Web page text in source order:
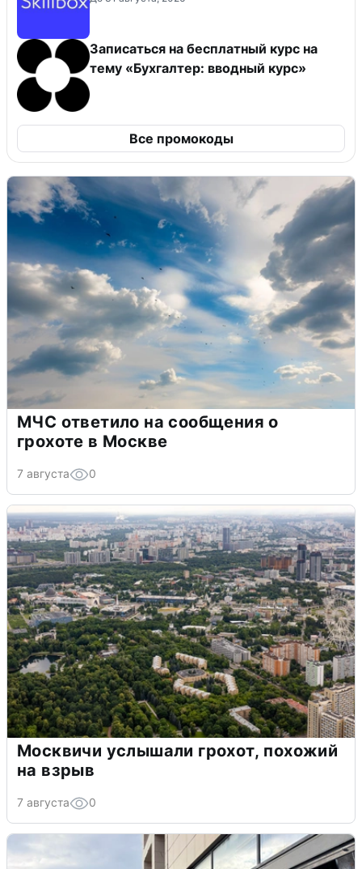
Записаться на бесплатный курс на
тему «Бухгалтер: вводный курс»
Все промокоды
МЧС ответило на сообщения о
грохоте в Москве
7 августа 0
Москвичи услышали грохот, похожий
на взрыв
7 августа 0